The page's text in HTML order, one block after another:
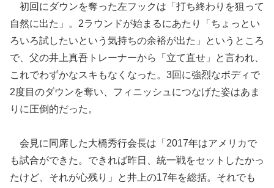
初回にダウンを奪った左フックは「打ち終わりを狙って
自然に出た」。2ラウンドが始まるにあたり「ちょっとい
ろいろ試したいという気持ちの余裕が出た」というところ
で、父の井上真吾トレーナーから「立て直せ」と言われ、
これでわずかなスキもなくなった。3回に強烈なボディで
2度目のダウンを奪い、フィニッシュにつなげた姿はあま
りに圧倒的だった。
会見に同席した大橋秀行会長は「2017年はアメリカで
も試合ができた。できれば昨日、統一戦をセットしたかっ
たけど、それが心残り」と井上の17年を総括。それでも